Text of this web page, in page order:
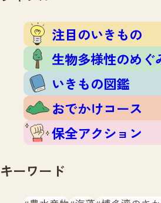
注目のいきもの
生物多様性のめぐみ
いきもの図鑑
おでかけコース
保全アクション
いきもの調査隊
調査レポート
調査レポートTOP
調査結果
ふくおかいきものマッ
マッチング
マッチングTOP
掲載申し込みフォーム
お問合せ
注目のいきもの
生物多様性のめぐ
いきもの図鑑
おでかけコース
保全アクション
キーワード